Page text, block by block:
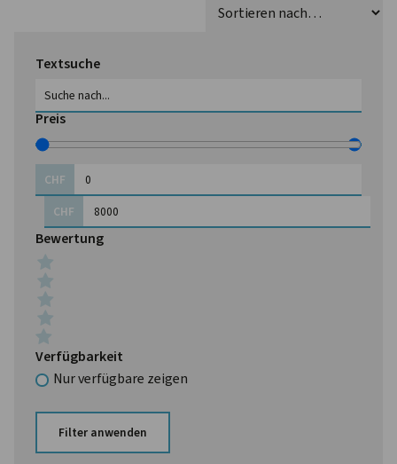
Textsuche
Preis
CHF
CHF
Bewertung
Verfügbarkeit
Nur verfügbare zeigen
Filter anwenden